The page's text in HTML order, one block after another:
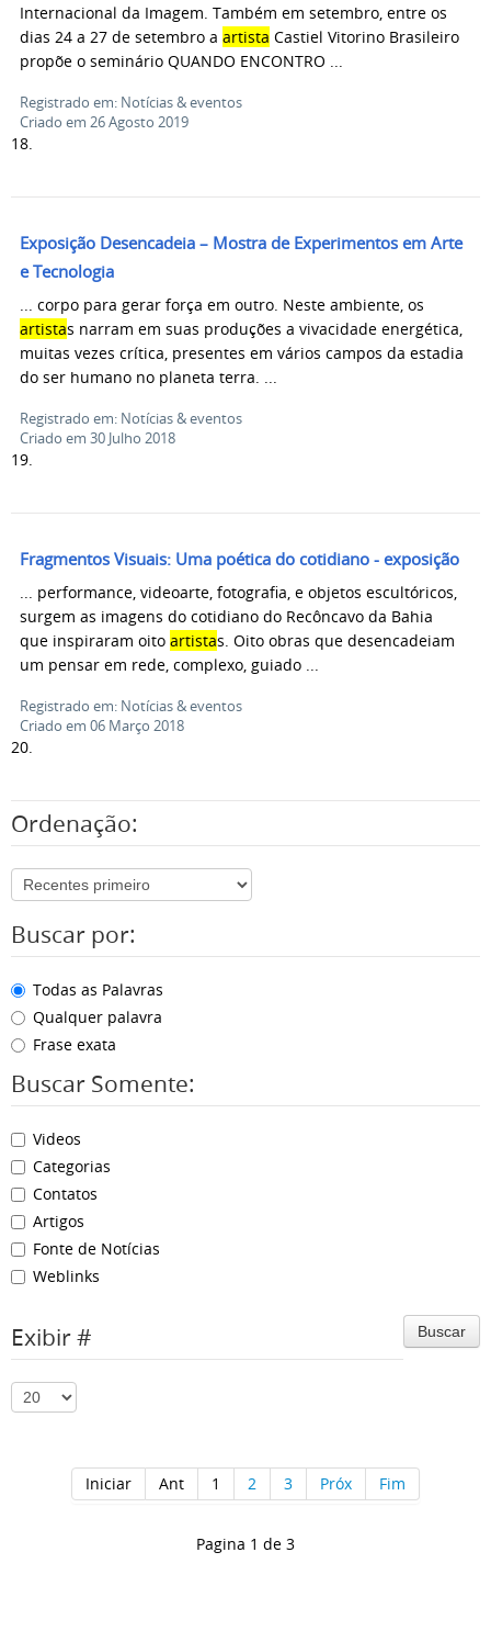
Internacional da Imagem. Também em setembro, entre os
dias 24 a 27 de setembro a artista Castiel Vitorino Brasileiro
propõe o seminário QUANDO ENCONTRO ...
Registrado em: Notícias & eventos
Criado em 26 Agosto 2019
18.
Exposição Desencadeia – Mostra de Experimentos em Arte
e Tecnologia
... corpo para gerar força em outro. Neste ambiente, os
artistas narram em suas produções a vivacidade energética,
muitas vezes crítica, presentes em vários campos da estadia
do ser humano no planeta terra. ...
Registrado em: Notícias & eventos
Criado em 30 Julho 2018
19.
Fragmentos Visuais: Uma poética do cotidiano - exposição
... performance, videoarte, fotografia, e objetos escultóricos,
surgem as imagens do cotidiano do Recôncavo da Bahia
que inspiraram oito artistas. Oito obras que desencadeiam
um pensar em rede, complexo, guiado ...
Registrado em: Notícias & eventos
Criado em 06 Março 2018
20.
Ordenação:
Buscar por:
Todas as Palavras
Qualquer palavra
Frase exata
Buscar Somente:
Videos
Categorias
Contatos
Artigos
Fonte de Notícias
Weblinks
Buscar
Exibir #
Iniciar Ant 1 2 3 Próx Fim
Pagina 1 de 3